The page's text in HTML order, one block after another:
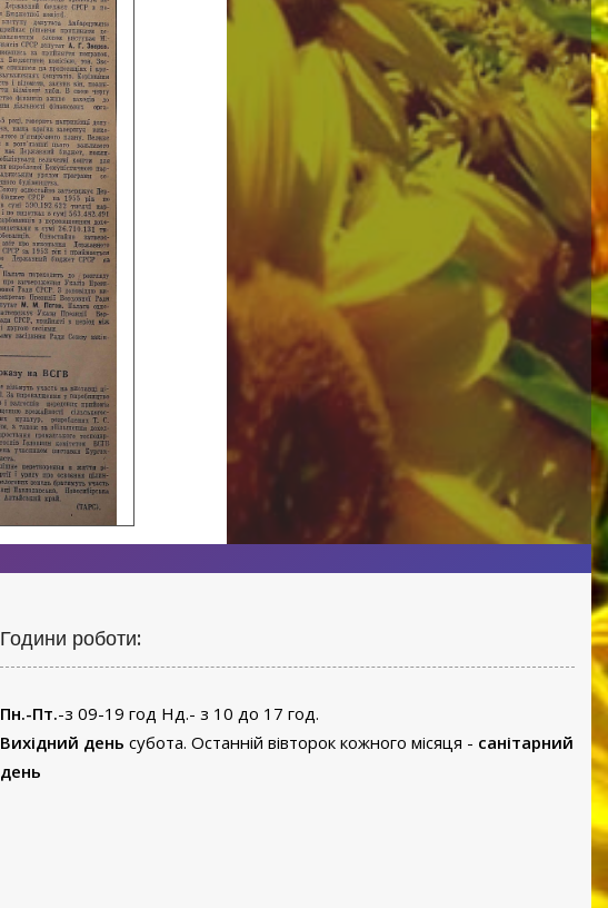
Години роботи:
Пн.-Пт.-з 09-19 год Нд.- з 10 до 17 год.
Вихідний день субота. Останній вівторок кожного місяця - санітарний
день